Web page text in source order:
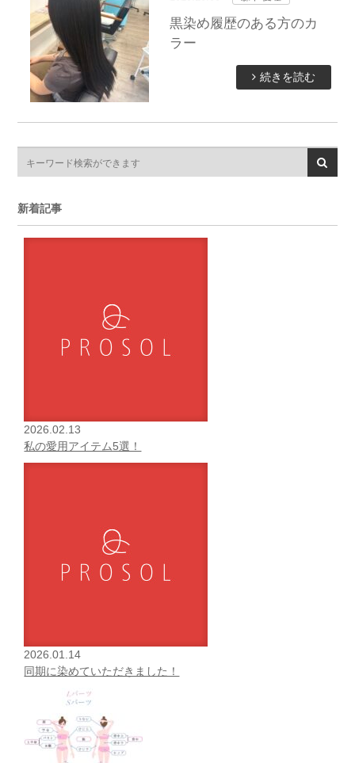
黒染め履歴のある方のカ
ラー
続きを読む
新着記事
2026.02.13
私の愛用アイテム5選！
2026.01.14
同期に染めていただきました！